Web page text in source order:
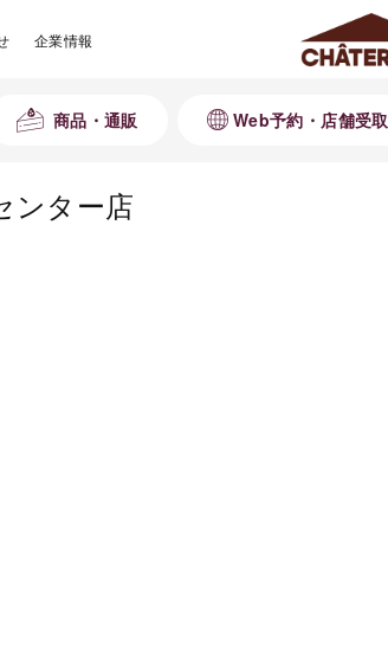
企業情報
商品・通販 Web予約・店舗受取
ンター店